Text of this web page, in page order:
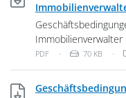
Immobilienverwalter
Dateityp: PDF-Dokument
PDF · Dateigröße:
70 KB ·